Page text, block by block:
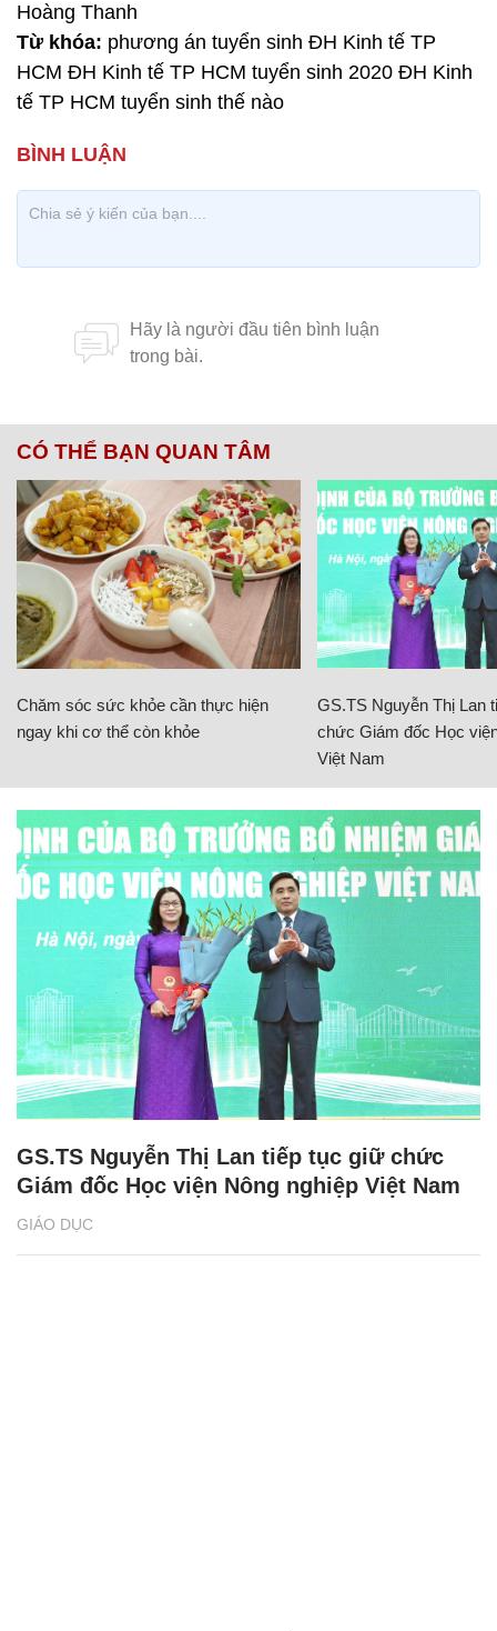
Hoàng Thanh
Từ khóa: phương án tuyển sinh ĐH Kinh tế TP
HCM ĐH Kinh tế TP HCM tuyển sinh 2020 ĐH Kinh
tế TP HCM tuyển sinh thế nào
CÓ THỂ BẠN QUAN TÂM
Chăm sóc sức khỏe cần thực hiện
ngay khi cơ thể còn khỏe
GS.TS Nguyễn Thị Lan
chức Giám đốc Học
Việt Nam
GIÁO DỤC
GS.TS Nguyễn Thị Lan tiếp tục giữ chức
Giám đốc Học viện Nông nghiệp Việt Nam